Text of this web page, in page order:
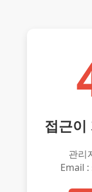
접근이
관리
Email